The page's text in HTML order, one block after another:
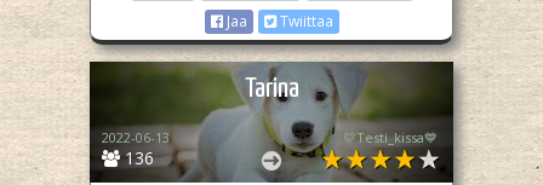
Jaa
Twiittaa
Tarina
136
2022-06-13 💛Testi_kissa💙